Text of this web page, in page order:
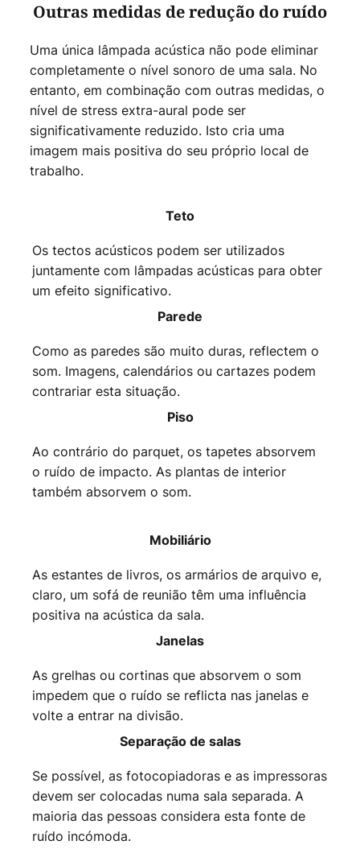
Outras medidas de redução do ruído
Uma única lâmpada acústica não pode eliminar
completamente o nível sonoro de uma sala. No
entanto, em combinação com outras medidas, o
nível de stress extra-aural pode ser
significativamente reduzido. Isto cria uma
imagem mais positiva do seu próprio local de
trabalho.
Teto
Os tectos acústicos podem ser utilizados
juntamente com lâmpadas acústicas para obter
um efeito significativo.
Parede
Como as paredes são muito duras, reflectem o
som. Imagens, calendários ou cartazes podem
contrariar esta situação.
Piso
Ao contrário do parquet, os tapetes absorvem
o ruído de impacto. As plantas de interior
também absorvem o som.
Mobiliário
As estantes de livros, os armários de arquivo e,
claro, um sofá de reunião têm uma influência
positiva na acústica da sala.
Janelas
As grelhas ou cortinas que absorvem o som
impedem que o ruído se reflicta nas janelas e
volte a entrar na divisão.
Separação de salas
Se possível, as fotocopiadoras e as impressoras
devem ser colocadas numa sala separada. A
maioria das pessoas considera esta fonte de
ruído incómoda.